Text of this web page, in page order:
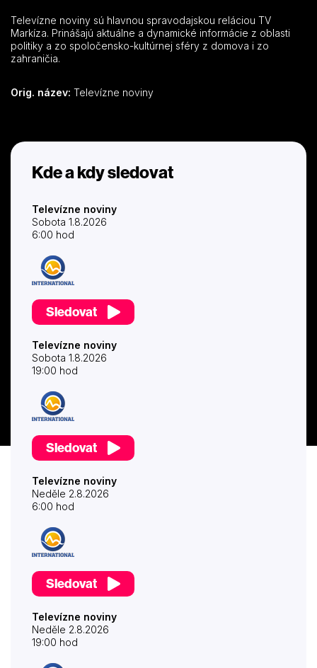
Televízne noviny sú hlavnou spravodajskou reláciou TV
Markíza. Prinášajú aktuálne a dynamické informácie z oblasti
politiky a zo spoločensko-kultúrnej sféry z domova i zo
zahraničia.
Orig. název: Televízne noviny
Kde a kdy sledovat
Televízne noviny
Sobota 1.8.2026
6:00 hod
Sledovat
Televízne noviny
Sobota 1.8.2026
19:00 hod
Sledovat
Televízne noviny
Neděle 2.8.2026
6:00 hod
Sledovat
Televízne noviny
Neděle 2.8.2026
19:00 hod